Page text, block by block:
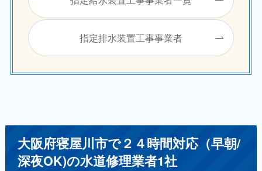
指定排水装置工事事業者
大阪府寝屋川市で２４時間対応（早朝/
深夜OK)の水道修理業者1社